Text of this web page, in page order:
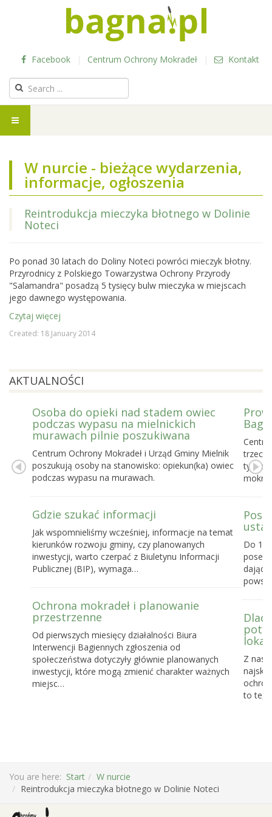
Facebook | Centrum Ochrony Mokradeł | Kontakt
W nurcie - bieżące wydarzenia,
informacje, ogłoszenia
Reintrodukcja mieczyka błotnego w Dolinie
Noteci
Po ponad 30 latach do Doliny Noteci powróci mieczyk błotny.
Przyrodnicy z Polskiego Towarzystwa Ochrony Przyrody
"Salamandra" posadzą 5 tysięcy bulw mieczyka w miejscach
jego dawnego występowania.
Czytaj więcej
Created: 18 January 2014
AKTUALNOŚCI
Osoba do opieki nad stadem owiec
podczas wypasu na mielnickich
murawach pilnie poszukiwana
Centrum Ochrony Mokradeł i Urząd Gminy Mielnik
poszukują osoby na stanowisko: opiekun(ka) owiec
podczas wypasu na murawach.
Gdzie szukać informacji
Jak wspomnieliśmy wcześniej, informacje na temat
kierunków rozwoju gminy, czy planowanych
inwestycji, warto czerpać z Biuletynu Informacji
Publicznej (BIP), wymaga…
Ochrona mokradeł i planowanie
przestrzenne
Od pierwszych miesięcy działalności Biura
Interwencji Bagiennych zgłoszenia od
społeczeństwa dotyczyły głównie planowanych
inwestycji, które mogą zmienić charakter ważnych
miejsc…
Do 16
Z
to te,
You are here: Start
W nurcie
Reintrodukcja mieczyka błotnego w Dolinie Noteci